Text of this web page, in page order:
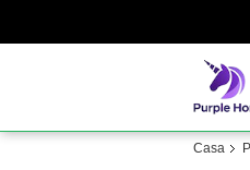
Casa